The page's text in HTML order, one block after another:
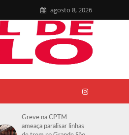
agosto 8, 2026
Greve na CPTM
ameaça paralisar linhas